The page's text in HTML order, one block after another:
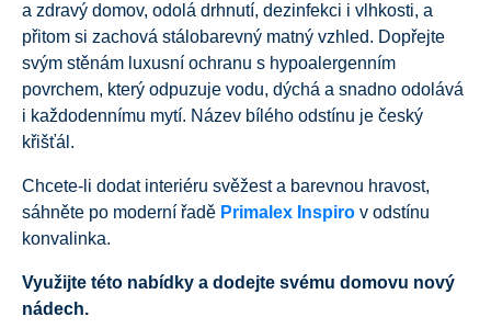
a zdravý domov, odolá drhnutí, dezinfekci i vlhkosti, a
přitom si zachová stálobarevný matný vzhled. Dopřejte
svým stěnám luxusní ochranu s hypoalergenním
povrchem, který odpuzuje vodu, dýchá a snadno odolává
i každodennímu mytí. Název bílého odstínu je český
křišťál.
Chcete-li dodat interiéru svěžest a barevnou hravost,
sáhněte po moderní řadě Primalex Inspiro v odstínu
konvalinka.
Využijte této nabídky a dodejte svému domovu nový
nádech.